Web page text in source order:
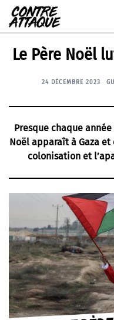
Aller
au
contenu
Le Père Noël
24 DÉCEMBRE 2023
Presque chaque
Noël apparaît à Gaza
colonisation et